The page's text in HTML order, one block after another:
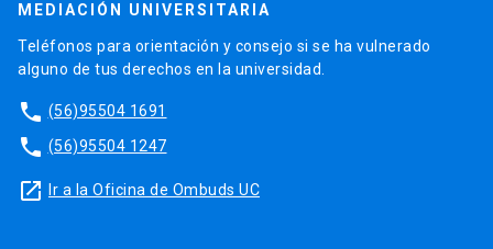
MEDIACIÓN UNIVERSITARIA
Teléfonos para orientación y consejo si se ha vulnerado
alguno de tus derechos en la universidad.
phone (56)95504 1691
phone (56)95504 1247
launch Ir a la Oficina de Ombuds UC